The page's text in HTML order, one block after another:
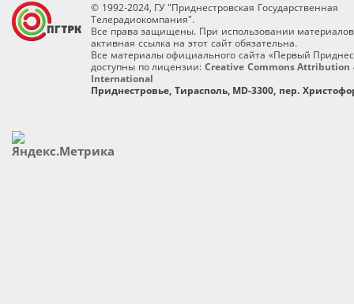
© 1992-2024, ГУ "Приднестровская Государственная
Телерадиокомпания".
Все права защищены. При использовании
активная ссылка на этот сайт обязательна.
Все материалы официального сайта «Первый
доступны по лицензии: Creative Commons Attribution
International
Приднестровье, Тирасполь, MD-3300, пер.